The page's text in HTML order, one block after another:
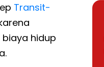
Transit-
hidup